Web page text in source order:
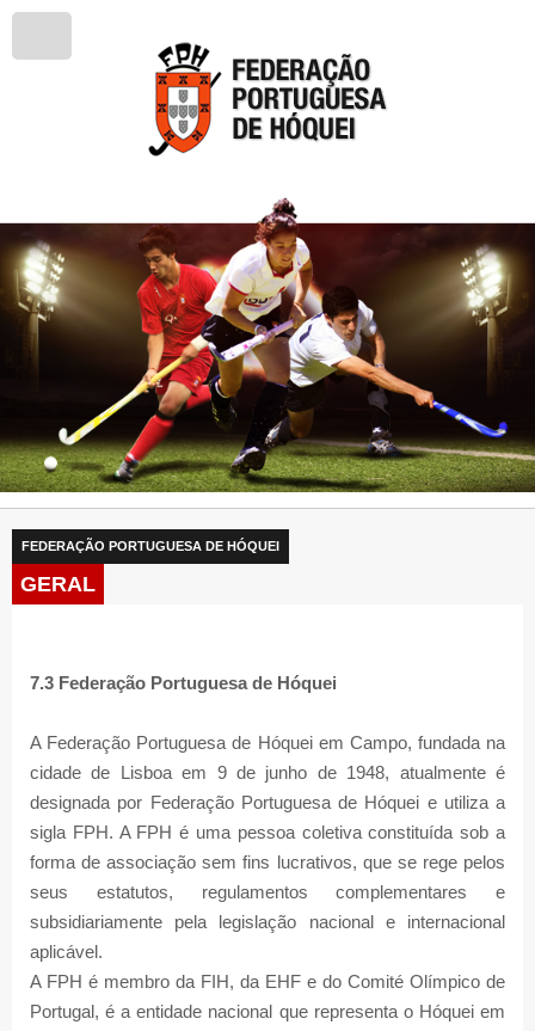
FEDERAÇÃO PORTUGUESA DE HÓQUEI
GERAL
7.3 Federação Portuguesa de Hóquei
A Federação Portuguesa de Hóquei em Campo, fundada na
cidade de Lisboa em 9 de junho de 1948, atualmente é
designada por Federação Portuguesa de Hóquei e utiliza a
sigla FPH. A FPH é uma pessoa coletiva constituída sob a
forma de associação sem fins lucrativos, que se rege pelos
seus estatutos, regulamentos complementares e
subsidiariamente pela legislação nacional e internacional
aplicável.
A FPH é membro da FIH, da EHF e do Comité Olímpico de
Portugal, é a entidade nacional que representa o Hóquei em